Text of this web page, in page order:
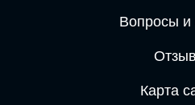
Вопросы и
Карта